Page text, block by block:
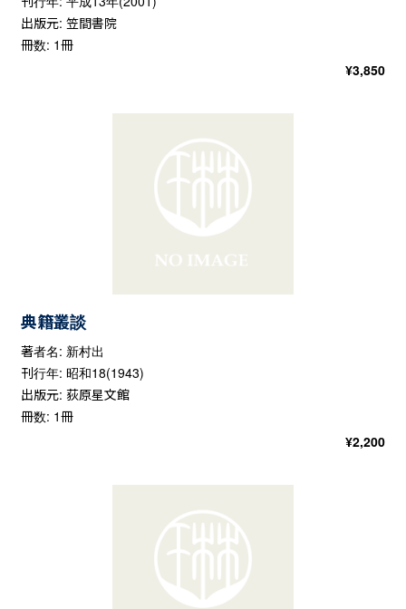
出版元: 笠間書院
冊数: 1冊
¥3,850
典籍叢談
著者名: 新村出
刊行年: 昭和18(1943)
出版元: 荻原星文館
冊数: 1冊
¥2,200